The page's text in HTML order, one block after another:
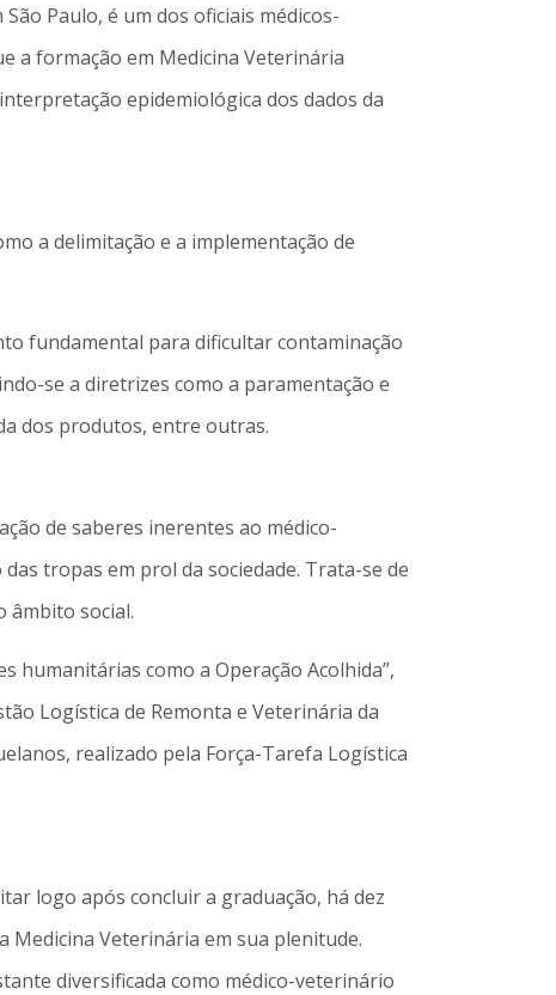
Paulo, é um dos oficiais médicos-
a formação em Medicina Veterinária
epidemiológica dos dados da
a delimitação e a implementação de
fundamental para dificultar contaminação
se a diretrizes como a paramentação e
dos produtos, entre outras.
de saberes inerentes ao médico-
tropas em prol da sociedade. Trata-se de
âmbito social.
humanitárias como a Operação Acolhida”,
Logística de Remonta e Veterinária da
realizado pela Força-Tarefa Logística
logo após concluir a graduação, há dez
Veterinária em sua plenitude.
diversificada como médico-veterinário